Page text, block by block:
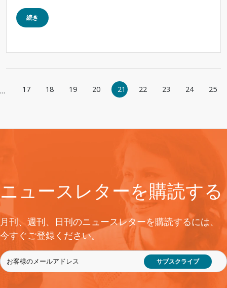
続き
… 17 18 19 20 21 22 23 24 25
ニュースレターを購読する
月刊、週刊、日刊のニュースレターを購読するには、
今すぐご登録ください。
サブスクライブ